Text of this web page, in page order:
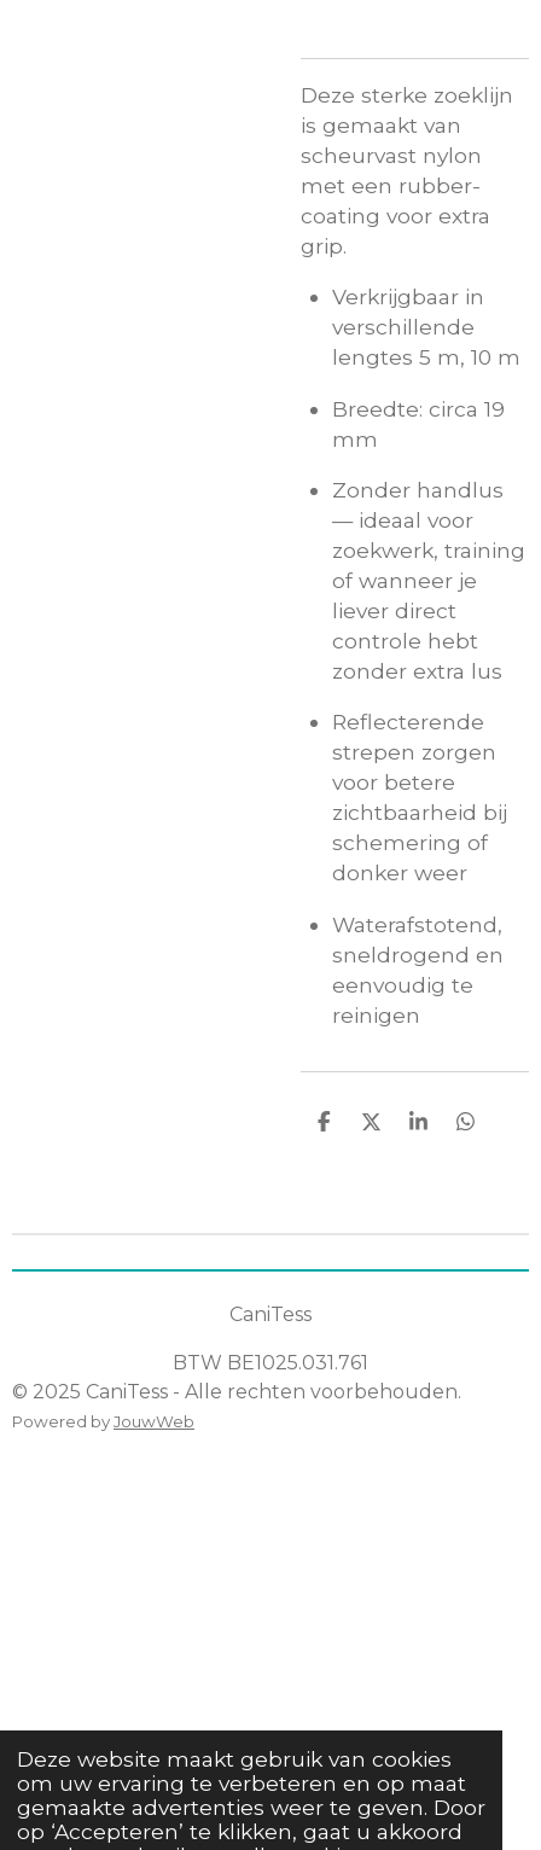
Deze website maakt gebruik van cookies
om uw ervaring te verbeteren en op maat
gemaakte advertenties weer te geven. Door
op ‘Accepteren’ te klikken, gaat u akkoord
Deze sterke zoeklijn
is gemaakt van
scheurvast nylon
met een rubber-
coating voor extra
grip.
Verkrijgbaar in
verschillende
lengtes 5 m, 10 m
Breedte: circa 19
mm
Zonder handlus
— ideaal voor
zoekwerk, training
of wanneer je
liever direct
controle hebt
zonder extra lus
Reflecterende
strepen zorgen
voor betere
zichtbaarheid bij
schemering of
donker weer
Waterafstotend,
sneldrogend en
eenvoudig te
reinigen
D
D
S
D
CaniTess
BTW BE1025.031.761
© 2025 CaniTess - Alle rechten voorbehouden.
Powered byJouwWeb